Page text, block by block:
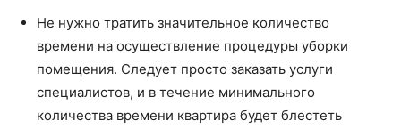
Не нужно тратить значительное количество
времени на осуществление процедуры уборки
помещения. Следует просто заказать услуги
специалистов, и в течение минимального
количества времени квартира будет блестеть